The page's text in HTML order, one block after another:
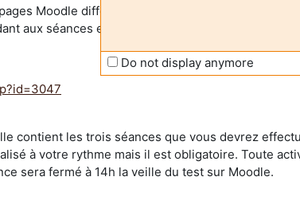
Do not display anymore
Moodle différentes :
aux séances en présentiel):
contient les trois séances que vous devrez
à votre rythme mais il est obligatoire. Toute
sera fermé à 14h la veille du test sur Moodle.